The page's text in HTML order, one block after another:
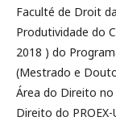
Faculté de Droit
Produtividade do
2018 ) do
(Mestrado e
Área do Direito no
Direito do